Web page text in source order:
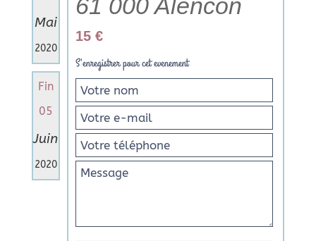
Mai
2020
Fin
05
Juin
2020
61 000 Alencon
15 €
S'enregistrer pour cet evenement